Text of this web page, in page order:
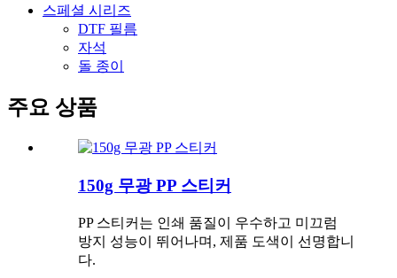
스페셜 시리즈
DTF 필름
자석
돌 종이
주요 상품
150g 무광 PP 스티커
PP 스티커는 인쇄 품질이 우수하고 미끄럼
방지 성능이 뛰어나며, 제품 도색이 선명합니
다.